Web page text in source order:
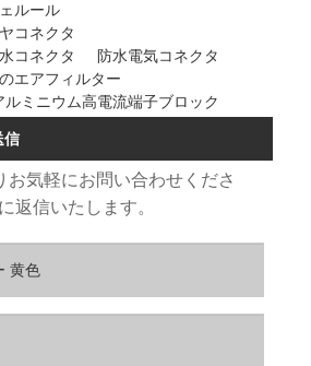
ルール
コネクタ
コネクタ
防水電気コネクタ
エアフィルター
ルミニウム高電流端子ブロック
信
お気軽にお問い合わせくださ
返信いたします。